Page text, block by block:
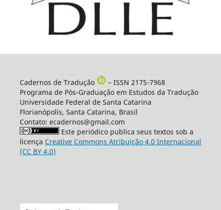
Cadernos de Tradução
– ISSN 2175-7968
Programa de Pós-Graduação em Estudos da Tradução
Universidade Federal de Santa Catarina
Florianópolis, Santa Catarina, Brasil
Contato: ecadernos@gmail.com
Este periódico publica seus textos sob a
licença Creative Commons Atribuição 4.0 Internacional
(CC BY 4.0)